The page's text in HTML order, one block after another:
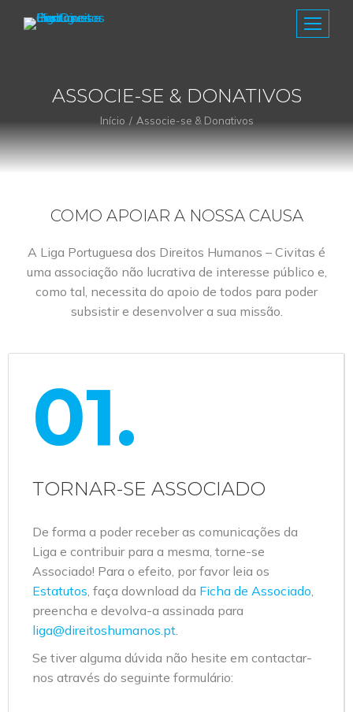
ASSOCIE-SE & DONATIVOS
Início Associe-se & Donativos
COMO APOIAR A NOSSA CAUSA
A Liga Portuguesa dos Direitos Humanos – Civitas é
uma associação não lucrativa de interesse público e,
como tal, necessita do apoio de todos para poder
subsistir e desenvolver a sua missão.
01.
TORNAR-SE ASSOCIADO
De forma a poder receber as comunicações da
Liga e contribuir para a mesma, torne-se
Associado! Para o efeito, por favor leia os
Estatutos, faça download da Ficha de Associado,
preencha e devolva-a assinada para
liga@direitoshumanos.pt.
Se tiver alguma dúvida não hesite em contactar-
nos através do seguinte formulário: